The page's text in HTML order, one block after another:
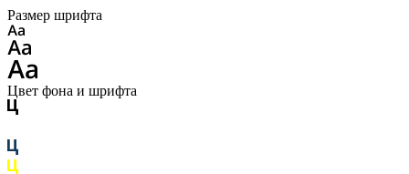
Размер шрифта
Цвет фона и шрифта